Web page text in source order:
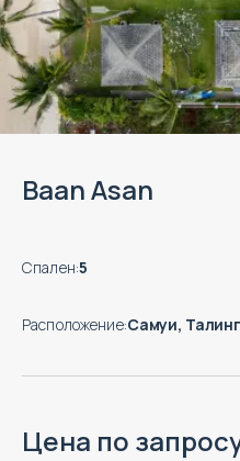
Baan Asan
Спален:5
Расположение:Самуи,
Цена по